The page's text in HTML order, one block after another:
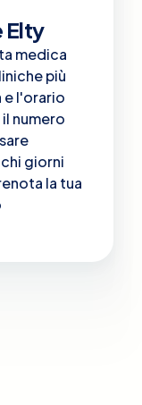
Elty
medica
più
e l'orario
numero
giorni
la tua